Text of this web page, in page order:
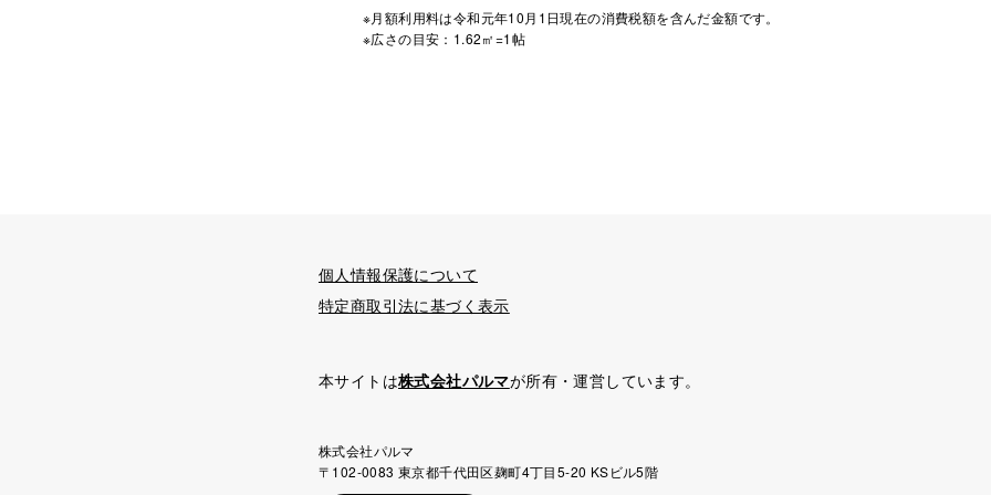
※月額利用料は令和元年10月1日現在の消費税額を含んだ金額です。
※広さの目安：1.62㎡=1帖
個人情報保護について
特定商取引法に基づく表示
本サイトは株式会社パルマが所有・運営しています。
株式会社パルマ
〒102-0083 東京都千代田区麹町4丁目5-20 KSビル5階